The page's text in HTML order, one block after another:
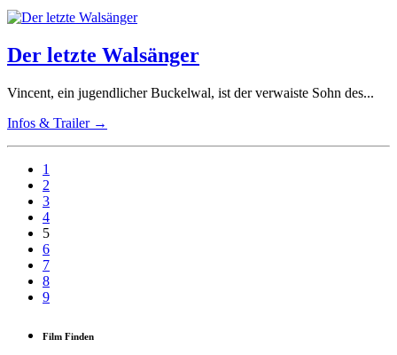
Der letzte Walsänger
Vincent, ein jugendlicher Buckelwal, ist der verwaiste Sohn des...
Infos & Trailer →
1
2
3
4
5
6
7
8
9
Film Finden